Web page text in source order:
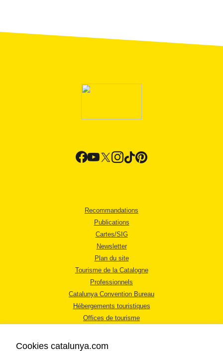
Recommandations
Publications
Cartes/SIG
Newsletter
Plan du site
Tourisme de la Catalogne
Professionnels
Catalunya Convention Bureau
Hébergements touristiques
Offices de tourisme
Cookies catalunya.com